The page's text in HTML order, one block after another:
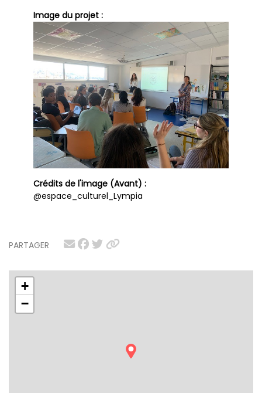
PARTAGER
+
−
Image du projet :
Crédits de l'image (Avant) :
@espace_culturel_Lympia